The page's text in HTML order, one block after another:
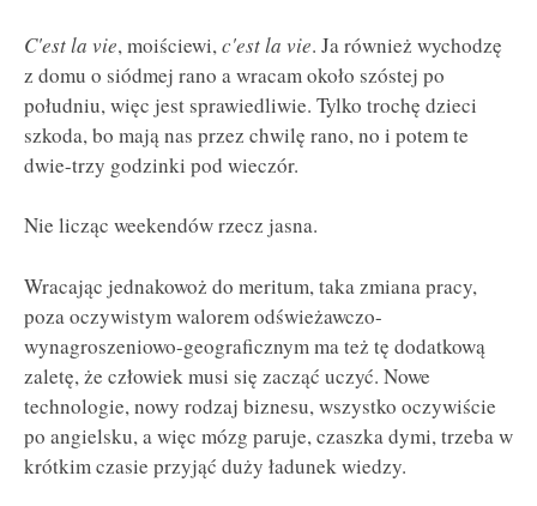
C'est la vie, moiściewi,c'est la vie. Ja również wychodzę
z domu o siódmej rano a wracam około szóstej po
południu, więc jest sprawiedliwie. Tylko trochę dzieci
szkoda, bo mają nas przez chwilę rano, no i potem te
dwie-trzy godzinki pod wieczór.
Nie licząc weekendów rzecz jasna.
Wracając jednakowoż do meritum, taka zmiana pracy,
poza oczywistym walorem odświeżawczo-
wynagroszeniowo-geograficznym ma też tę dodatkową
zaletę, że człowiek musi się zacząć uczyć. Nowe
technologie, nowy rodzaj biznesu, wszystko oczywiście
po angielsku, a więc mózg paruje, czaszka dymi, trzeba w
krótkim czasie przyjąć duży ładunek wiedzy.